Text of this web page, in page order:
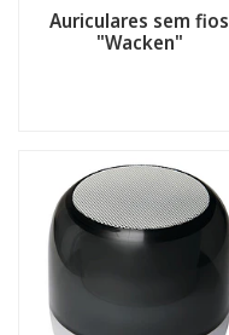
Auriculares sem fios
"Wacken"